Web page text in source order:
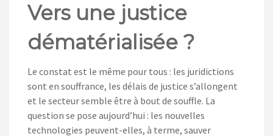
LA CCA-GE
NOS ACTIONS
CONTACT
Vers une justice
dématérialisée ?
Le constat est le même pour tous : les juridictions
sont en souffrance, les délais de justice s’allongent
et le secteur semble être à bout de souffle. La
question se pose aujourd’hui : les nouvelles
technologies peuvent-elles, à terme, sauver